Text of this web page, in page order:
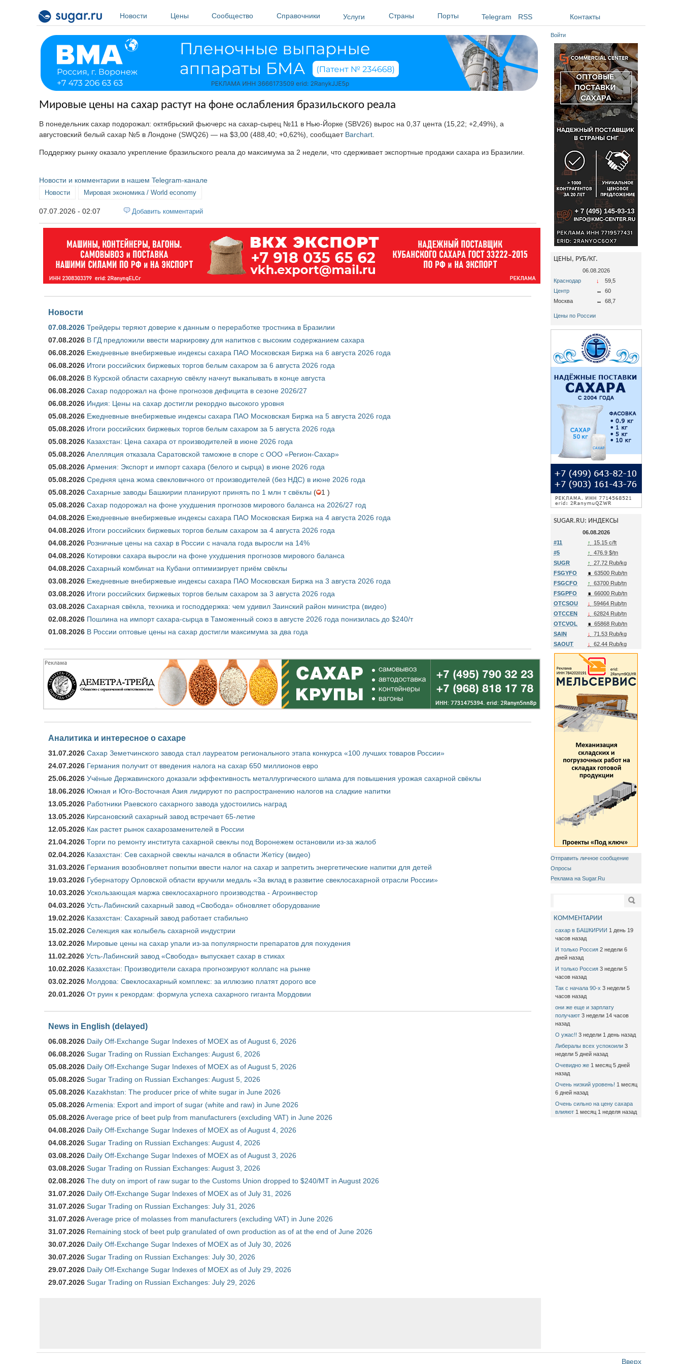
Новости
Цены Сообщество Справочники Услуги Страны Порты Telegram RSS Контакты
Мировые цены на сахар растут на фоне ослабления бразильского реала
В понедельник сахар подорожал: октябрьский фьючерс на сахар-сырец №11 в Нью-Йорке (SBV26) вырос на 0,37 цента (15,22; +2,49%), а
августовский белый сахар №5 в Лондоне (SWQ26) — на $3,00 (488,40; +0,62%), сообщает Barchart
Поддержку рынку оказало укрепление бразильского реала до максимума за 2 недели, что сдерживает экспортные продажи сахара из Бразилии.
Новости и комментарии в нашем Telegram-канале
Новости Мировая экономика / World economy
07.07.2026 - 02:07 Добавить комментарий
Новости
07.08.2026 Трейдеры теряют доверие к данным о переработке тростника в Бразилии
07.08.2026 В ГД предложили ввести маркировку для напитков с высоким содержанием сахара
06.08.2026 Ежедневные внебиржевые индексы сахара ПАО Московская Биржа на 6 августа 2026 года
06.08.2026 Итоги российских биржевых торгов белым сахаром за 6 августа 2026 года
06.08.2026 В Курской области сахарную свёклу начнут выкапывать в конце августа
06.08.2026 Сахар подорожал на фоне прогнозов дефицита в сезоне 2026/27
06.08.2026 Индия: Цены на сахар достигли рекордно высокого уровня
05.08.2026 Ежедневные внебиржевые индексы сахара ПАО Московская Биржа на 5 августа 2026 года
05.08.2026 Итоги российских биржевых торгов белым сахаром за 5 августа 2026 года
05.08.2026 Казахстан: Цена сахара от производителей в июне 2026 года
05.08.2026 Апелляция отказала Саратовской таможне в споре с ООО «Регион-Сахар»
05.08.2026 Армения: Экспорт и импорт сахара (белого и сырца) в июне 2026 года
05.08.2026 Средняя цена жома свекловичного от производителей (без НДС) в июне 2026 года
05.08.2026 Сахарные заводы Башкирии планируют принять по 1 млн т свёклы (
1 )
05.08.2026 Сахар подорожал на фоне ухудшения прогнозов мирового баланса на 2026/27 год
04.08.2026 Ежедневные внебиржевые индексы сахара ПАО Московская Биржа на 4 августа 2026 года
04.08.2026 Итоги российских биржевых торгов белым сахаром за 4 августа 2026 года
04.08.2026 Розничные цены на сахар в России с начала года выросли на 14%
04.08.2026 Котировки сахара выросли на фоне ухудшения прогнозов мирового баланса
04.08.2026 Сахарный комбинат на Кубани оптимизирует приём свёклы
03.08.2026 Ежедневные внебиржевые индексы сахара ПАО Московская Биржа на 3 августа 2026 года
03.08.2026 Итоги российских биржевых торгов белым сахаром за 3 августа 2026 года
03.08.2026 Сахарная свёкла, техника и господдержка: чем удивил Заинский район министра (видео)
02.08.2026 Пошлина на импорт сахара-сырца в Таможенный союз в августе 2026 года понизилась до $240/т
01.08.2026 В России оптовые цены на сахар достигли максимума за два года
Аналитика и интересное о сахаре
31.07.2026 Сахар Земетчинского завода стал лауреатом регионального этапа конкурса «100 лучших товаров России»
24.07.2026 Германия получит от введения налога на сахар 650 миллионов евро
25.06.2026 Учёные Державинского доказали эффективность металлургического шлама для повышения урожая сахарной свёклы
18.06.2026 Южная и Юго-Восточная Азия лидируют по распространению налогов на сладкие напитки
13.05.2026 Работники Раевского сахарного завода удостоились наград
13.05.2026 Кирсановский сахарный завод встречает 65-летие
12.05.2026 Как растет рынок сахарозаменителей в России
21.04.2026 Торги по ремонту института сахарной свеклы под Воронежем остановили из-за жалоб
02.04.2026 Казахстан: Сев сахарной свеклы начался в области Жетісу (видео)
31.03.2026 Германия возобновляет попытки ввести налог на сахар и запретить энергетические напитки для детей
19.03.2026 Губернатору Орловской области вручили медаль «За вклад в развитие свеклосахарной отрасли России»
10.03.2026 Ускользающая маржа свеклосахарного производства - Агроинвестор
04.03.2026 Усть-Лабинский сахарный завод «Свобода» обновляет оборудование
19.02.2026 Казахстан: Сахарный завод работает стабильно
15.02.2026 Селекция как колыбель сахарной индустрии
13.02.2026 Мировые цены на сахар упали из-за популярности препаратов для похудения
11.02.2026 Усть-Лабинский завод «Свобода» выпускает сахар в стиках
10.02.2026 Казахстан: Производители сахара прогнозируют коллапс на рынке
03.02.2026 Молдова: Свеклосахарный комплекс: за иллюзию платят дорого все
20.01.2026 От руин к рекордам: формула успеха сахарного гиганта Мордовии
News in English (delayed)
06.08.2026 Daily Off-Exchange Sugar Indexes of MOEX as of August 6, 2026
06.08.2026 Sugar Trading on Russian Exchanges: August 6, 2026
05.08.2026 Daily Off-Exchange Sugar Indexes of MOEX as of August 5, 2026
05.08.2026 Sugar Trading on Russian Exchanges: August 5, 2026
05.08.2026 Kazakhstan: The producer price of white sugar in June 2026
05.08.2026Armenia: Export and import of sugar (white and raw) in June 2026
05.08.2026Average price of beet pulp from manufacturers (excluding VAT) in June 2026
04.08.2026 Daily Off-Exchange Sugar Indexes of MOEX as of August 4, 2026
04.08.2026 Sugar Trading on Russian Exchanges: August 4, 2026
03.08.2026 Daily Off-Exchange Sugar Indexes of MOEX as of August 3, 2026
03.08.2026 Sugar Trading on Russian Exchanges: August 3, 2026
02.08.2026 The duty on import of raw sugar to the Customs Union dropped to $240/MT in August 2026
31.07.2026 Daily Off-Exchange Sugar Indexes of MOEX as of July 31, 2026
31.07.2026 Sugar Trading on Russian Exchanges: July 31, 2026
31.07.2026Average price of molasses from manufacturers (excluding VAT) in June 2026
31.07.2026 Remaining stock of beet pulp granulated of own production as of at the end of June 2026
30.07.2026 Daily Off-Exchange Sugar Indexes of MOEX as of July 30, 2026
30.07.2026 Sugar Trading on Russian Exchanges: July 30, 2026
29.07.2026 Daily Off-Exchange Sugar Indexes of MOEX as of July 29, 2026
29.07.2026 Sugar Trading on Russian Exchanges: July 29, 2026
Войти
ЦЕНЫ, РУБ/КГ.
06.08.2026
Краснодар
↓
59,5
Центр
↔
60
Москва
↔ 68,7
Цены по России
SUGAR.RU: ИНДЕКСЫ
06.08.2026
#11
↑
15.15 c/ft
#5
↑
476.9 $/tn
SUGR
↑
27.72 Rub/kg
FSGYFO
∎ 63500 Rub/tn
FSGCFO
↑
63700 Rub/tn
FSGPFO
∎ 66000 Rub/tn
OTCSOU
↓
59464 Rub/tn
OTCCEN
↓
62824 Rub/tn
OTCVOL
∎ 65868 Rub/tn
SAIN
↓
71.53 Rub/kg
SAOUT
↓ 62.44 Rub/kg
Отправить личное сообщение
Опросы
Реклама на Sugar.Ru
Поиск
КОММЕНТАРИИ
сахар в БАШКИРИИ 1 день 19
часов назад
И только Россия 2 недели 6
дней назад
И только Россия 3 недели 5
часов назад
Так с начала 90-х 3 недели 5
часов назад
они же еще и зарплату
получают 3 недели 14 часов
назад
О ужас!! 3 недели 1 день назад
Либералы всех успокоили 3
недели 5 дней назад
Очевидно же 1 месяц 5 дней
назад
Очень низкий уровень! 1 месяц
6 дней назад
Очень сильно на цену сахара
влияют 1 месяц 1 неделя назад
Вверх